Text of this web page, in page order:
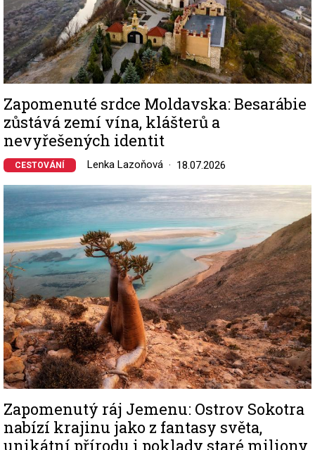
Zapomenuté srdce Moldavska: Besarábie
zůstává zemí vína, klášterů a
nevyřešených identit
CESTOVÁNÍ Lenka Lazoňová 18.07.2026
Image
Zapomenutý ráj Jemenu: Ostrov Sokotra
nabízí krajinu jako z fantasy světa,
unikátní přírodu i poklady staré miliony